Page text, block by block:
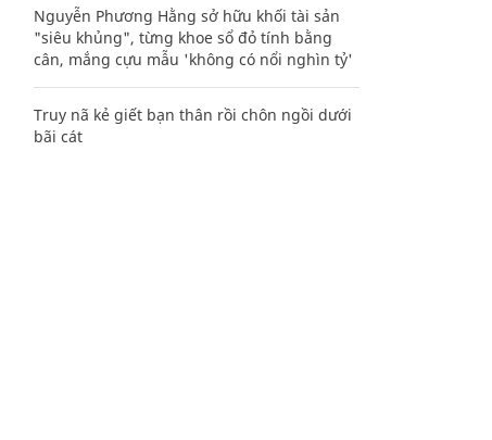
Nguyễn Phương Hằng sở hữu khối tài sản
"siêu khủng", từng khoe sổ đỏ tính bằng
cân, mắng cựu mẫu 'không có nổi nghìn tỷ'
Truy nã kẻ giết bạn thân rồi chôn ngồi dưới
bãi cát